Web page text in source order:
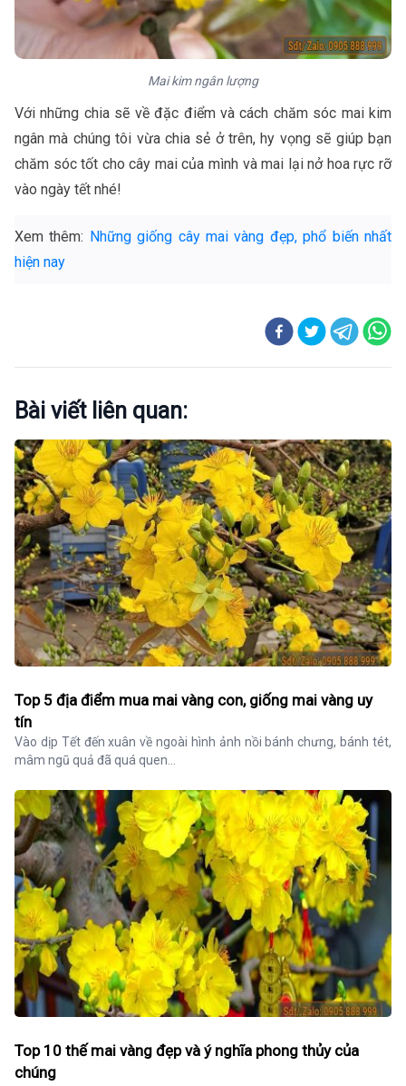
Mai kim ngân lượng
Với những chia sẽ về đặc điểm và cách chăm sóc mai kim
ngân mà chúng tôi vừa chia sẻ ở trên, hy vọng sẽ giúp bạn
chăm sóc tốt cho cây mai của mình và mai lại nở hoa rực rỡ
vào ngày tết nhé!
Xem thêm: Những giống cây mai vàng đẹp, phổ biến nhất
hiện nay
Bài viết liên quan:
Top 5 địa điểm mua mai vàng con, giống mai vàng uy
tín
Vào dịp Tết đến xuân về ngoài hình ảnh nồi bánh chưng, bánh tét,
mâm ngũ quả đã quá quen...
Top 10 thế mai vàng đẹp và ý nghĩa phong thủy của
chúng